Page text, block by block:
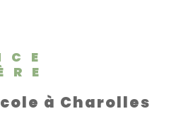
à Charolles